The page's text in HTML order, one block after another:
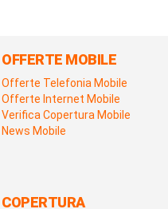
OFFERTE MOBILE
Offerte Telefonia Mobile
Offerte Internet Mobile
Verifica Copertura Mobile
News Mobile
COPERTURA